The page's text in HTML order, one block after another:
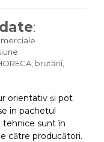
:
brutării,
orientativ și pot
în pachetul
tehnice sunt în
către producători.